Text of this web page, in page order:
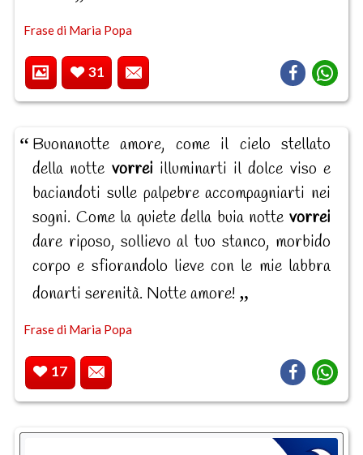
Frase di Maria Popa
31
Buonanotte amore, come il cielo stellato
della notte vorrei illuminarti il dolce viso e
baciandoti sulle palpebre accompagniarti nei
sogni. Come la quiete della buia notte vorrei
dare riposo, sollievo al tuo stanco, morbido
corpo e sfiorandolo lieve con le mie labbra
donarti serenità. Notte amore!
Frase di Maria Popa
17